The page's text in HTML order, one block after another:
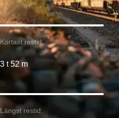
Kortast restid:
3 t 52 m
Längst restid: